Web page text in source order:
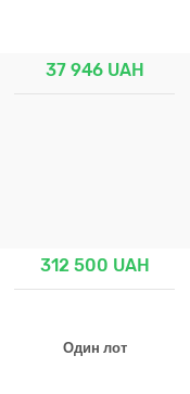
37 946 UAH
312 500 UAH
Один лот